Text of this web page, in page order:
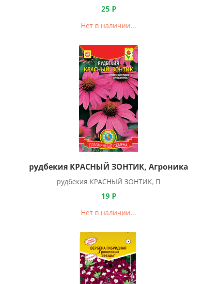
25 Р
Нет в наличии...
рудбекия КРАСНЫЙ ЗОНТИК, Агроника
рудбекия КРАСНЫЙ ЗОНТИК, П
19 Р
Нет в наличии...